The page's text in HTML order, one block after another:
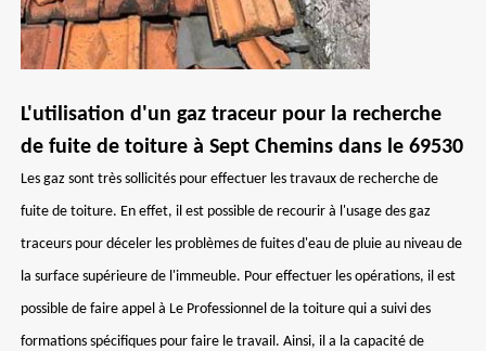
L'utilisation d'un gaz traceur pour la recherche
de fuite de toiture à Sept Chemins dans le 69530
Les gaz sont très sollicités pour effectuer les travaux de recherche de
fuite de toiture. En effet, il est possible de recourir à l'usage des gaz
traceurs pour déceler les problèmes de fuites d'eau de pluie au niveau de
la surface supérieure de l'immeuble. Pour effectuer les opérations, il est
possible de faire appel à Le Professionnel de la toiture qui a suivi des
formations spécifiques pour faire le travail. Ainsi, il a la capacité de